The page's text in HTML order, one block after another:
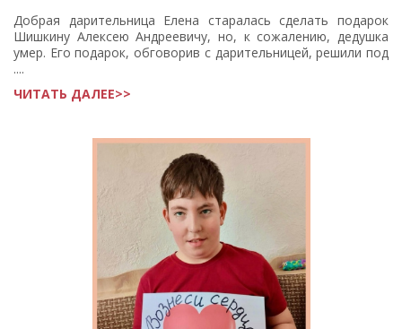
Добрая дарительница Елена старалась сделать подарок
Шишкину Алексею Андреевичу, но, к сожалению, дедушка
умер. Его подарок, обговорив с дарительницей, решили под
....
ЧИТАТЬ ДАЛЕЕ>>